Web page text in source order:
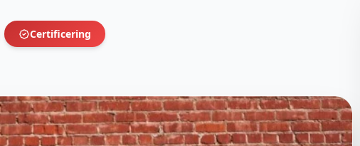
Certificering